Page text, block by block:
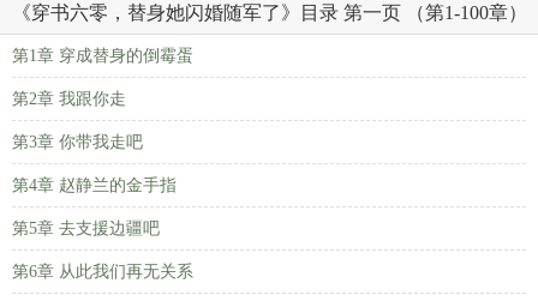
《穿书六零，替身她闪婚随军了》目录 第一页 （第1-100章）
第1章 穿成替身的倒霉蛋
第2章 我跟你走
第3章 你带我走吧
第4章 赵静兰的金手指
第5章 去支援边疆吧
第6章 从此我们再无关系